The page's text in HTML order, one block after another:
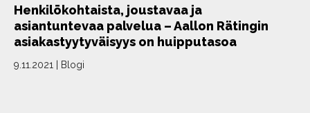
Henkilökohtaista, joustavaa ja
asiantuntevaa palvelua – Aallon Rätingin
asiakastyytyväisyys on huipputasoa
9.11.2021 Blogi